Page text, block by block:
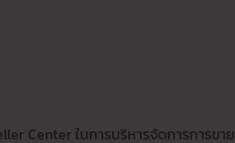
Center ในการบริหารจัดการการขาย